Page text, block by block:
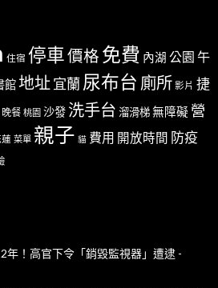
住宿 停車價格 免費 內湖 公園 午
館地址宜蘭尿布台 廁所 影片 捷
晚餐 桃園 沙發 洗手台 溜滑梯無障礙 營
菜單 親子 貓 費用 開放時間 防疫
年！高官下令「銷毀監視器」遭逮 -